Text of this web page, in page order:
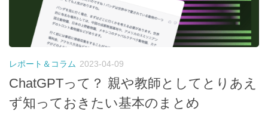
レポート＆コラム 2023-04-09
ChatGPTって？ 親や教師としてとりあえ
ず知っておきたい基本のまとめ